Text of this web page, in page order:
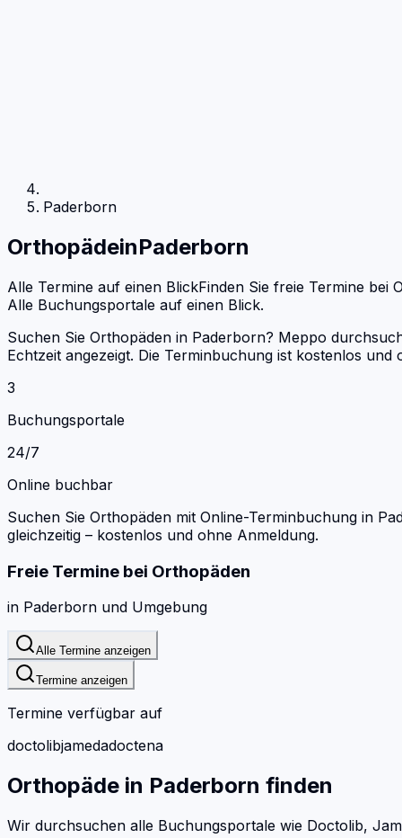
Paderborn
OrthopädeinPaderborn
Alle Termine auf einen BlickFinden Sie freie Termine bei
Alle Buchungsportale auf einen Blick.
Suchen Sie Orthopäden in Paderborn? Meppo
Echtzeit angezeigt. Die Terminbuchung ist kostenlos und
3
Buchungsportale
24/7
Online buchbar
Suchen Sie Orthopäden mit Online-Terminbuchung in
gleichzeitig – kostenlos und ohne Anmeldung.
Freie Termine bei Orthopäden
in Paderborn und Umgebung
Alle Termine anzeigen
Termine anzeigen
Termine verfügbar auf
doctolibjamedadoctena
Orthopäde in Paderborn finden
Wir durchsuchen alle Buchungsportale wie Doctolib,